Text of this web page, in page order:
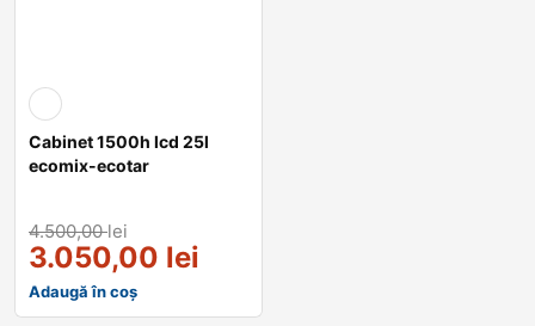
Cabinet 1500h lcd 25l
ecomix-ecotar
4.500,00lei
3.050,00 lei
Adaugă în coș